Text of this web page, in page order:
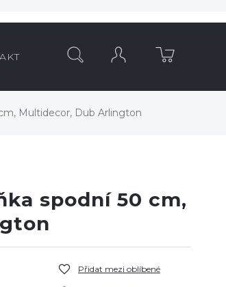
Multidecor, Dub Arlington
spodní 50 cm,
Přidat mezi oblíbené